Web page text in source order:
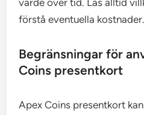
värde över tid. Läs alltid
förstå eventuella kostnader.
Begränsningar för
Coins presentkort
Apex Coins presentkort